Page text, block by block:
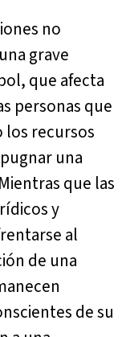
no
grave
que afecta
personas que
los recursos
una
que las
y
al
de una
de su